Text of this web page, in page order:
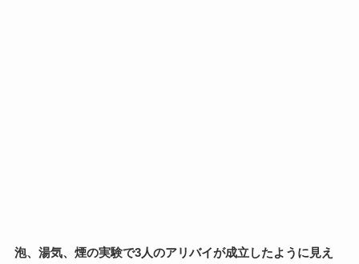
泡、湯気、煙の実験で3人のアリバイが成立したように見え